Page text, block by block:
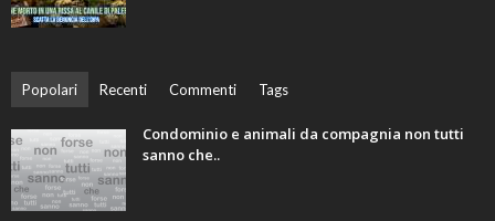
Popolari Recenti Commenti Tags
Condominio e animali da compagnia non tutti
sanno che..